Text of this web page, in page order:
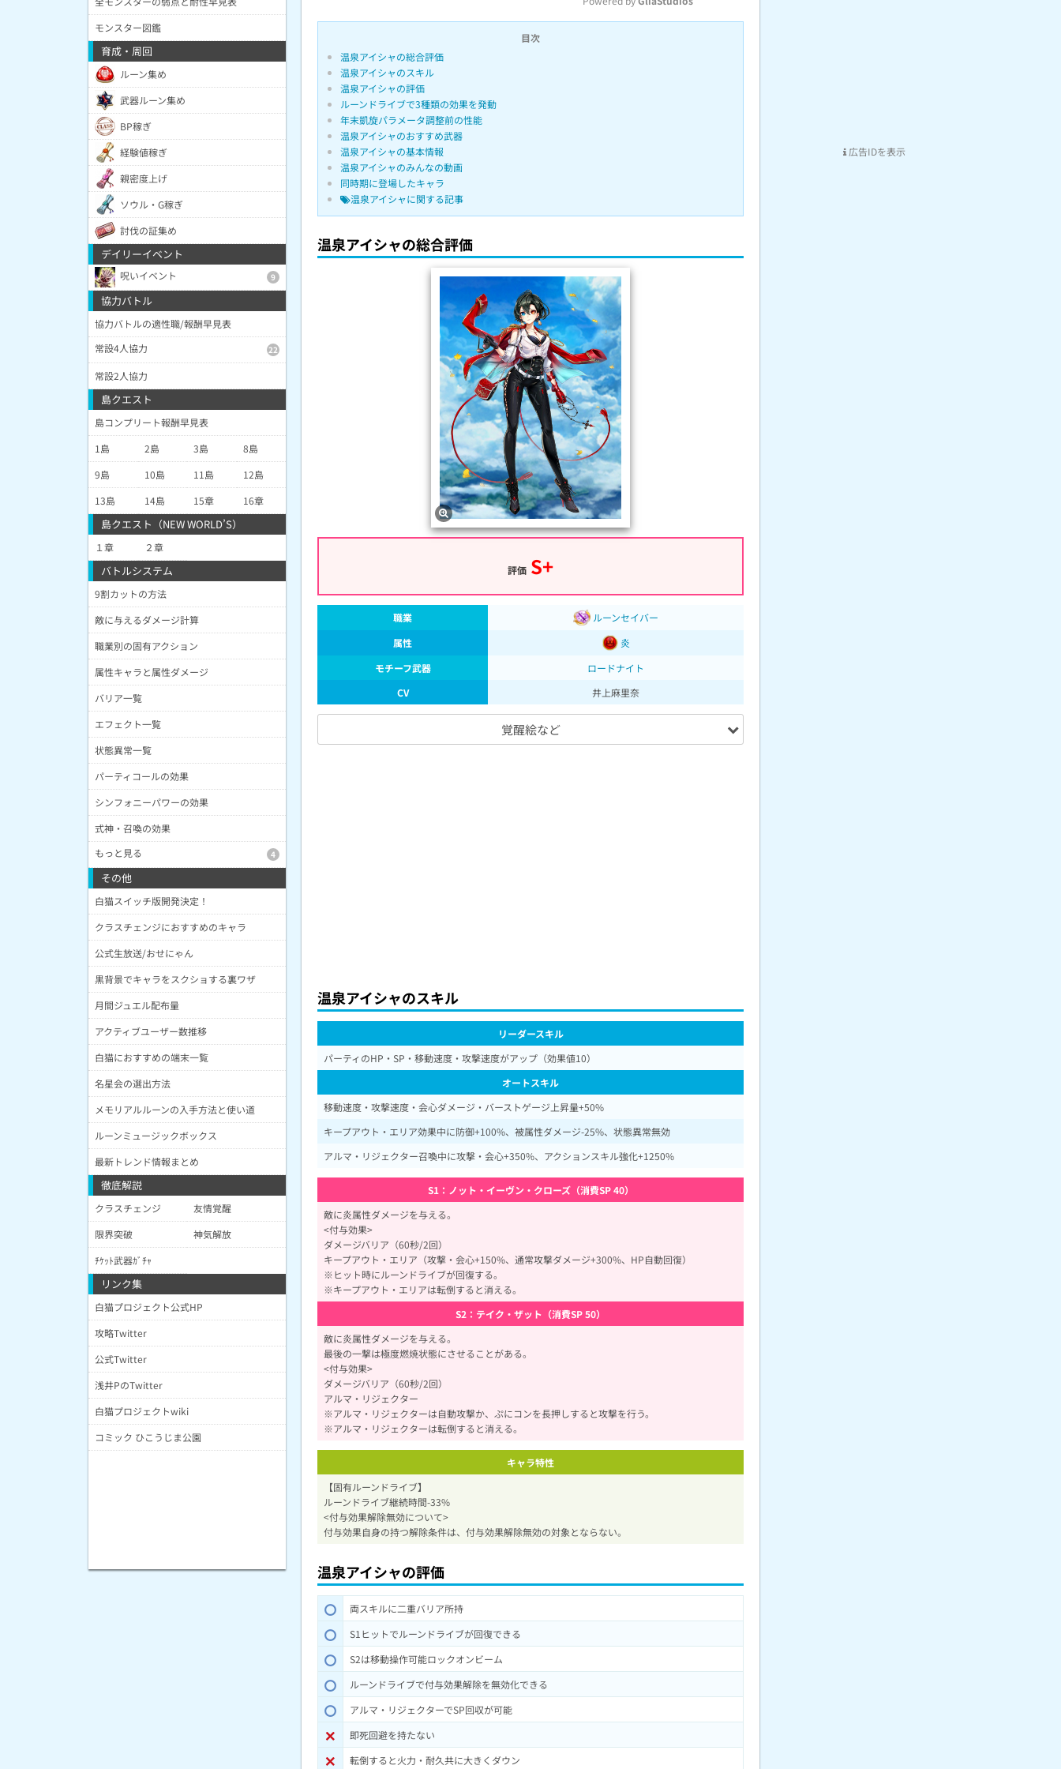
目次
温泉アイシャの総合評価
温泉アイシャのスキル
温泉アイシャの評価
ルーンドライブで3種類の効果を発動
年末凱旋パラメータ調整前の性能
温泉アイシャのおすすめ武器
温泉アイシャの基本情報
温泉アイシャのみんなの動画
同時期に登場したキャラ
温泉アイシャに関する記事
温泉アイシャの総合評価
評価 S+
職業
ルーンセイバー
属性
炎
モチーフ武器
ロードナイト
CV
井上麻里奈
覚醒絵など
温泉アイシャのスキル
リーダースキル
パーティのHP・SP・移動速度・攻撃速度がアップ（効果値10）
オートスキル
移動速度・攻撃速度・会心ダメージ・バーストゲージ上昇量+50%
キープアウト・エリア効果中に防御+100%、被属性ダメージ-25%、状態異常無効
アルマ・リジェクター召喚中に攻撃・会心+350%、アクションスキル強化+1250%
S1：ノット・イーヴン・クローズ（消費SP 40）
敵に炎属性ダメージを与える。
<付与効果>
ダメージバリア（60秒/2回）
キープアウト・エリア（攻撃・会心+150%、通常攻撃ダメージ+300%、HP自動回復）
※ヒット時にルーンドライブが回復する。
※キープアウト・エリアは転倒すると消える。
S2：テイク・ザット（消費SP 50）
敵に炎属性ダメージを与える。
最後の一撃は極度燃焼状態にさせることがある。
<付与効果>
ダメージバリア（60秒/2回）
アルマ・リジェクター
※アルマ・リジェクターは自動攻撃か、ぷにコンを長押しすると攻撃を行う。
※アルマ・リジェクターは転倒すると消える。
キャラ特性
【固有ルーンドライブ】
ルーンドライブ継続時間-33%
<付与効果解除無効について>
付与効果自身の持つ解除条件は、付与効果解除無効の対象とならない。
温泉アイシャの評価
両スキルに二重バリア所持
S1ヒットでルーンドライブが回復できる
S2は移動操作可能ロックオンビーム
ルーンドライブで付与効果解除を無効化できる
アルマ・リジェクターでSP回収が可能
即死回避を持たない
転倒すると火力・耐久共に大きくダウン
モンスター図鑑
育成・周回
ルーン集め
武器ルーン集め
BP稼ぎ
経験値稼ぎ
親密度上げ
ソウル・G稼ぎ
討伐の証集め
デイリーイベント
呪いイベント 9
協力バトル
協力バトルの適性職/報酬早見表
常設4人協力
22
常設2人協力
島クエスト
島コンプリート報酬早見表
1島
2島 3島
8島
9島
10島 11島
12島
13島
14島 15章 16章
島クエスト（NEW WORLD’S）
１章 ２章
バトルシステム
9割カットの方法
敵に与えるダメージ計算
職業別の固有アクション
属性キャラと属性ダメージ
バリア一覧
エフェクト一覧
状態異常一覧
パーティコールの効果
シンフォニーパワーの効果
式神・召喚の効果
もっと見る
4
その他
白猫スイッチ版開発決定！
クラスチェンジにおすすめのキャラ
公式生放送/おせにゃん
黒背景でキャラをスクショする裏ワザ
月間ジュエル配布量
アクティブユーザー数推移
白猫におすすめの端末一覧
名星会の選出方法
メモリアルルーンの入手方法と使い道
ルーンミュージックボックス
最新トレンド情報まとめ
徹底解説
クラスチェンジ
友情覚醒
限界突破
神気解放
ﾁｹｯﾄ武器ｶﾞﾁｬ
リンク集
白猫プロジェクト公式HP
攻略Twitter
公式Twitter
浅井PのTwitter
白猫プロジェクトwiki
コミック ひこうじま公園
広告IDを表示